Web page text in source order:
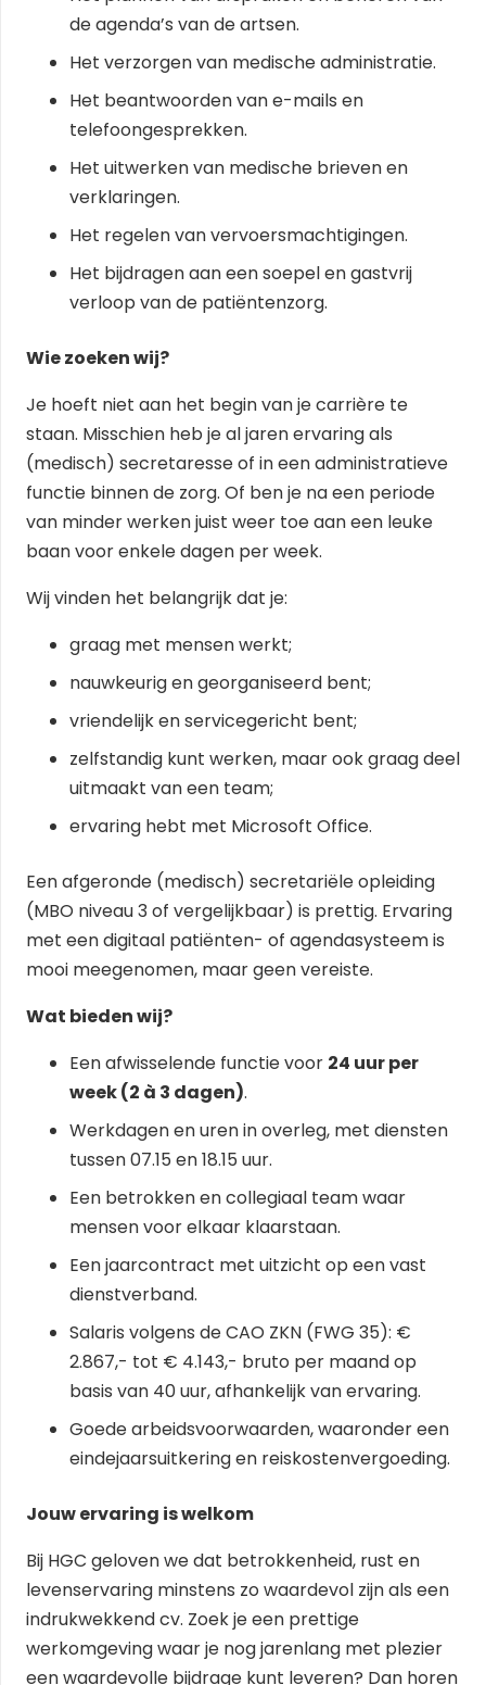
de agenda’s van de artsen.
Het verzorgen van medische administratie.
Het beantwoorden van e-mails en
telefoongesprekken.
Het uitwerken van medische brieven en
verklaringen.
Het regelen van vervoersmachtigingen.
Het bijdragen aan een soepel en gastvrij
verloop van de patiëntenzorg.
Wie zoeken wij?
Je hoeft niet aan het begin van je carrière te
staan. Misschien heb je al jaren ervaring als
(medisch) secretaresse of in een administratieve
functie binnen de zorg. Of ben je na een periode
van minder werken juist weer toe aan een leuke
baan voor enkele dagen per week.
Wij vinden het belangrijk dat je:
graag met mensen werkt;
nauwkeurig en georganiseerd bent;
vriendelijk en servicegericht bent;
zelfstandig kunt werken, maar ook graag deel
uitmaakt van een team;
ervaring hebt met Microsoft Office.
Een afgeronde (medisch) secretariële opleiding
(MBO niveau 3 of vergelijkbaar) is prettig. Ervaring
met een digitaal patiënten- of agendasysteem is
mooi meegenomen, maar geen vereiste.
Wat bieden wij?
Een afwisselende functie voor 24 uur per
week (2 à 3 dagen).
Werkdagen en uren in overleg, met diensten
tussen 07.15 en 18.15 uur.
Een betrokken en collegiaal team waar
mensen voor elkaar klaarstaan.
Een jaarcontract met uitzicht op een vast
dienstverband.
Salaris volgens de CAO ZKN (FWG 35): €
2.867,- tot € 4.143,- bruto per maand op
basis van 40 uur, afhankelijk van ervaring.
Goede arbeidsvoorwaarden, waaronder een
eindejaarsuitkering en reiskostenvergoeding.
Jouw ervaring is welkom
Bij HGC geloven we dat betrokkenheid, rust en
levenservaring minstens zo waardevol zijn als een
indrukwekkend cv. Zoek je een prettige
werkomgeving waar je nog jarenlang met plezier
een waardevolle bijdrage kunt leveren? Dan horen